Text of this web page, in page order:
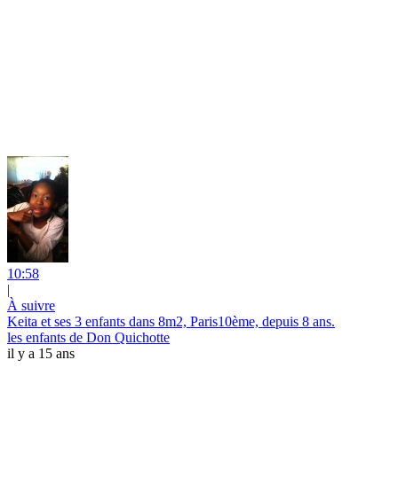
10:58
|
À suivre
Keita et ses 3 enfants dans 8m2, Paris10ème, depuis 8 ans.
les enfants de Don Quichotte
il y a 15 ans